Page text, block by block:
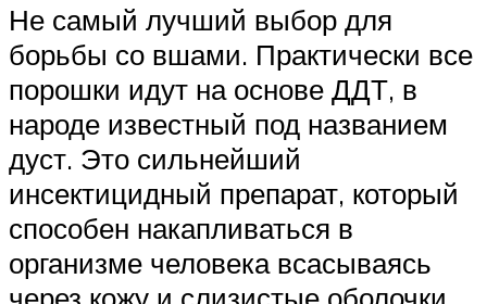
Не самый лучший выбор для
борьбы со вшами. Практически все
порошки идут на основе ДДТ, в
народе известный под названием
дуст. Это сильнейший
инсектицидный препарат, который
способен накапливаться в
организме человека всасываясь
через кожу и слизистые оболочки.